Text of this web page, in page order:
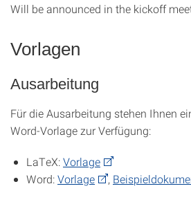
Will be announced in the kickoff
Vorlagen
Ausarbeitung
Für die Ausarbeitung stehen Ihnen
Word-Vorlage zur Verfügung:
LaTeX:Vorlage
Word:Vorlage ,